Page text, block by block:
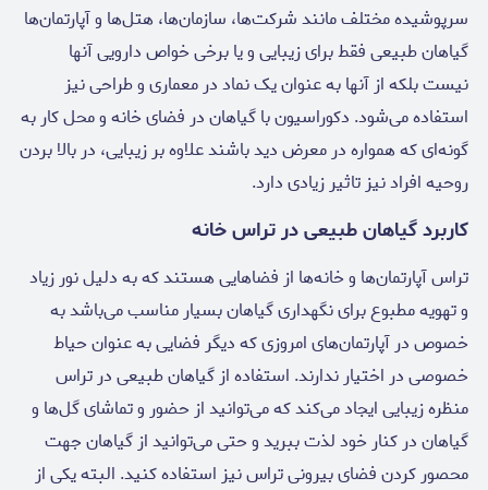
سرپوشیده مختلف مانند شرکت‌ها، سازمان‌ها، هتل‌ها و آپارتمان‌ها
گیاهان طبیعی فقط برای زیبایی و یا برخی خواص دارویی آنها
نیست بلکه از آنها به عنوان یک نماد در معماری و طراحی نیز
استفاده می‌شود. دکوراسیون با گیاهان در فضای خانه و محل کار به
گونه‌ای که همواره در معرض دید باشند علاوه بر زیبایی، در بالا بردن
روحیه افراد نیز تاثیر زیادی دارد.
کاربرد گیاهان طبیعی در تراس خانه
تراس آپارتمان‌ها و خانه‌ها از فضاهایی هستند که به دلیل نور زیاد
و تهویه مطبوع برای نگهداری گیاهان بسیار مناسب می‌باشد به
خصوص در آپارتمان‌های امروزی که دیگر فضایی به عنوان حیاط
خصوصی در اختیار ندارند. استفاده از گیاهان طبیعی در تراس
منظره زیبایی ایجاد می‌کند که می‌توانید از حضور و تماشای گل‌ها و
گیاهان در کنار خود لذت ببرید و حتی می‌توانید از گیاهان جهت
محصور کردن فضای بیرونی تراس نیز استفاده کنید. البته یکی از